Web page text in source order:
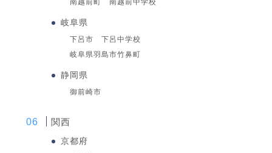
南越前町 南越前中学校
岐阜県
下呂市 下呂中学校
岐阜県羽島市竹鼻町
静岡県
御前崎市
関西
京都府